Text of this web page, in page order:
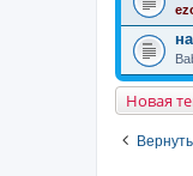
Новая